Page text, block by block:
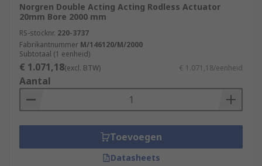
Norgren Double Acting Acting Rodless Actuator
20mm Bore 2000 mm
RS-stocknr. 220-3737
Fabrikantnummer M/146120/M/2000
Subtotaal (1 eenheid)
€ 1.071,18(excl. BTW) € 1.071,18/eenheid
Aantal
Toevoegen
Datasheets